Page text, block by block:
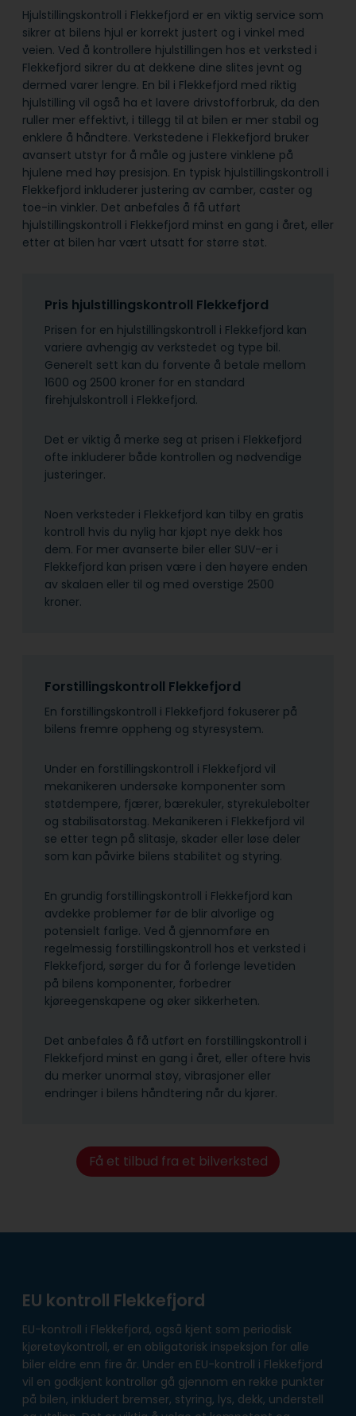
Hjulstillingskontroll i Flekkefjord er en viktig service som
sikrer at bilens hjul er korrekt justert og i vinkel med
veien. Ved å kontrollere hjulstillingen hos et verksted i
Flekkefjord sikrer du at dekkene dine slites jevnt og
dermed varer lengre. En bil i Flekkefjord med riktig
hjulstilling vil også ha et lavere drivstofforbruk, da den
ruller mer effektivt, i tillegg til at bilen er mer stabil og
enklere å håndtere. Verkstedene i Flekkefjord bruker
avansert utstyr for å måle og justere vinklene på
hjulene med høy presisjon. En typisk hjulstillingskontroll i
Flekkefjord inkluderer justering av camber, caster og
toe-in vinkler. Det anbefales å få utført
hjulstillingskontroll i Flekkefjord minst en gang i året, eller
etter at bilen har vært utsatt for større støt.
Pris hjulstillingskontroll Flekkefjord
Prisen for en hjulstillingskontroll i Flekkefjord kan
variere avhengig av verkstedet og type bil.
Generelt sett kan du forvente å betale mellom
1600 og 2500 kroner for en standard
firehjulskontroll i Flekkefjord.
Det er viktig å merke seg at prisen i Flekkefjord
ofte inkluderer både kontrollen og nødvendige
justeringer.
Noen verksteder i Flekkefjord kan tilby en gratis
kontroll hvis du nylig har kjøpt nye dekk hos
dem. For mer avanserte biler eller SUV-er i
Flekkefjord kan prisen være i den høyere enden
av skalaen eller til og med overstige 2500
kroner.
Forstillingskontroll Flekkefjord
En forstillingskontroll i Flekkefjord fokuserer på
bilens fremre oppheng og styresystem.
Under en forstillingskontroll i Flekkefjord vil
mekanikeren undersøke komponenter som
støtdempere, fjærer, bærekuler, styrekulebolter
og stabilisatorstag. Mekanikeren i Flekkefjord vil
se etter tegn på slitasje, skader eller løse deler
som kan påvirke bilens stabilitet og styring.
En grundig forstillingskontroll i Flekkefjord kan
avdekke problemer før de blir alvorlige og
potensielt farlige. Ved å gjennomføre en
regelmessig forstillingskontroll hos et verksted i
Flekkefjord, sørger du for å forlenge levetiden
på bilens komponenter, forbedrer
kjøreegenskapene og øker sikkerheten.
Det anbefales å få utført en forstillingskontroll i
Flekkefjord minst en gang i året, eller oftere hvis
du merker unormal støy, vibrasjoner eller
endringer i bilens håndtering når du kjører.
Få et tilbud fra et bilverksted
EU kontroll Flekkefjord
EU-kontroll i Flekkefjord, også kjent som periodisk
kjøretøykontroll, er en obligatorisk inspeksjon for alle
biler eldre enn fire år. Under en EU-kontroll i Flekkefjord
vil en godkjent kontrollør gå gjennom en rekke punkter
på bilen, inkludert bremser, styring, lys, dekk, understell